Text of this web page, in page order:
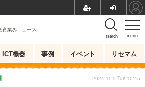
menu
search
育業界ニュース
ICT機器 事例 イベント リセマム
2024.11.5 Tue 10:45